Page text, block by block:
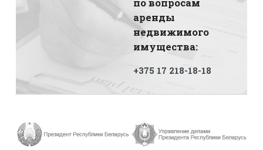
по вопросам
аренды
недвижимого
имущества:
+375 17 218-18-18